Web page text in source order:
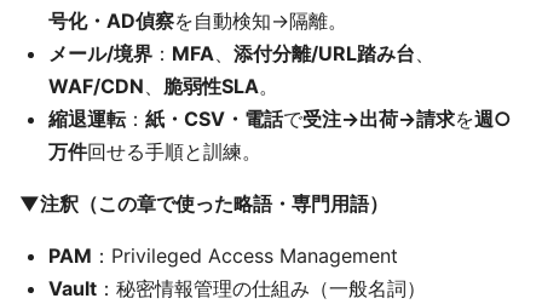
号化・AD偵察を自動検知→隔離。
メール/境界 ： MFA、 添付分離/URL踏み台、
WAF/CDN、 脆弱性SLA。
縮退運転： 紙・CSV・電話で受注→出荷→請求を週○
万件回せる手順と訓練。
▼注釈（この章で使った略語・専門用語）
PAM ：Privileged Access Management
Vault ：秘密情報管理の仕組み（一般名詞）